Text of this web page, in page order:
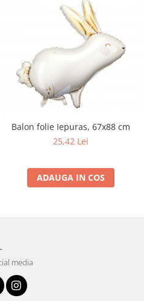
Balon folie Iepuras, 67x88 cm
25,42 Lei
ADAUGA IN COS
media